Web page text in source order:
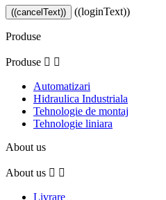
((cancelText)) ((loginText))
Produse
Produse  
Automatizari
Hidraulica Industriala
Tehnologie de montaj
Tehnologie liniara
About us
About us  
Livrare